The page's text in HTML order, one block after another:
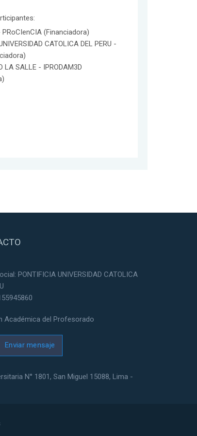
PRoCIenCIA (Financiadora)
CATOLICA DEL PERU -
LA SALLE - IPRODAM3D
PONTIFICIA UNIVERSIDAD CATOLICA
Académica del Profesorado
Enviar mensaje
N° 1801, San Miguel 15088, Lima -